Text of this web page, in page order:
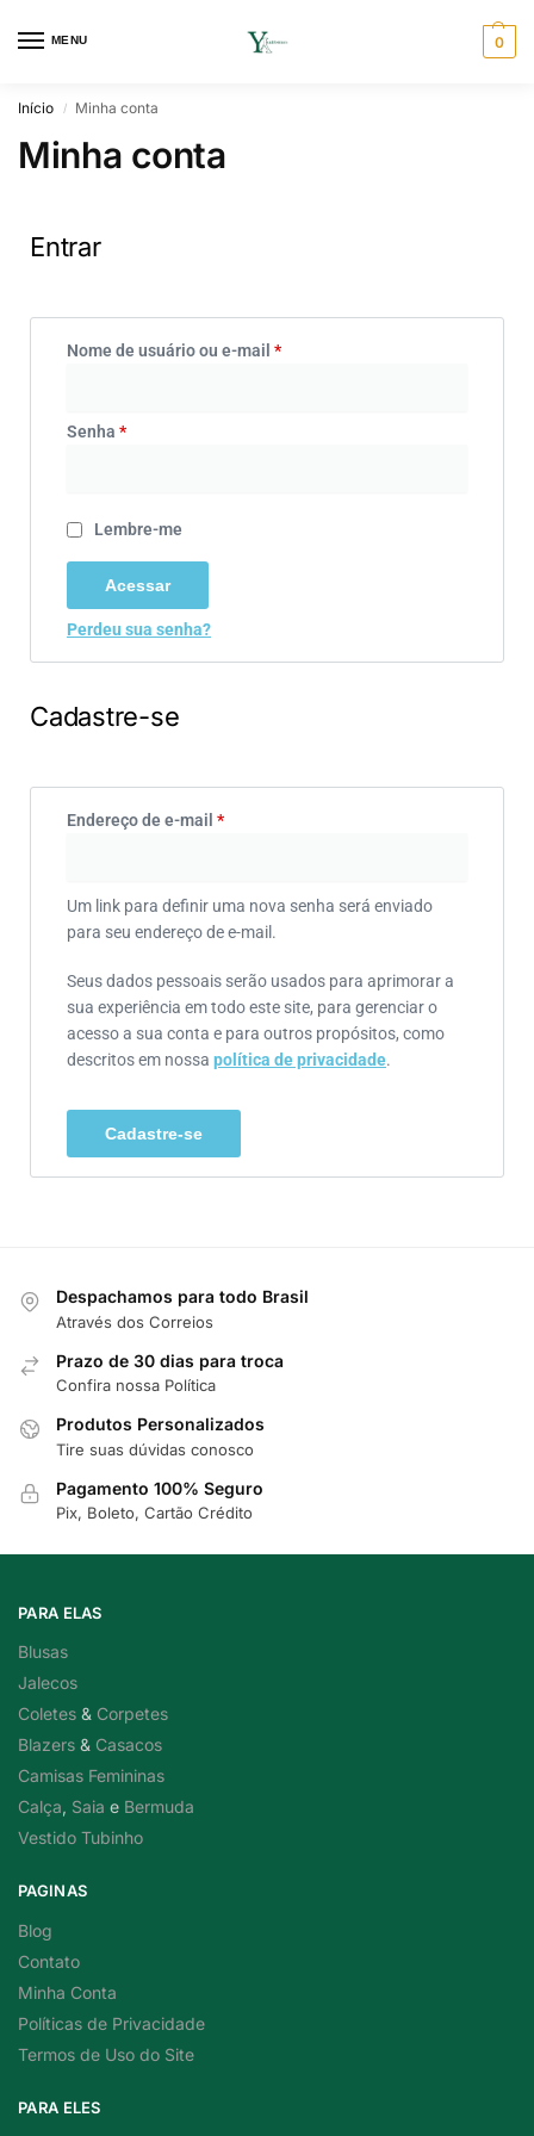
MENU 0
Início / Minha conta
Minha conta
Entrar
Nome de usuário ou e-mail *
Senha *
Lembre-me
Acessar
Perdeu sua senha?
Cadastre-se
Endereço de e-mail *
Um link para definir uma nova senha será enviado
para seu endereço de e-mail.
Seus dados pessoais serão usados para aprimorar a
sua experiência em todo este site, para gerenciar o
acesso a sua conta e para outros propósitos, como
descritos em nossa política de privacidade.
Cadastre-se
Despachamos para todo Brasil
Através dos Correios
Prazo de 30 dias para troca
Confira nossa Política
Produtos Personalizados
Tire suas dúvidas conosco
Pagamento 100% Seguro
Pix, Boleto, Cartão Crédito
PARA ELAS
Blusas
Jalecos
Coletes & Corpetes
Blazers & Casacos
Camisas Femininas
Calça, Saia e Bermuda
Vestido Tubinho
PAGINAS
Blog
Contato
Minha Conta
Políticas de Privacidade
Termos de Uso do Site
PARA ELES